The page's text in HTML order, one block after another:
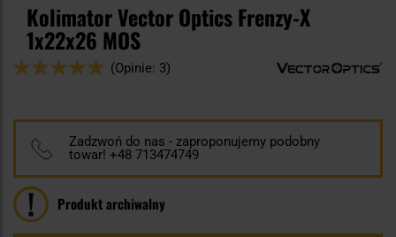
Kolimator Vector Optics Frenzy-X
1x22x26 MOS
Ocena:
(Opinie: 3)
Zadzwoń do nas - zaproponujemy podobny
towar! +48 713474749
Produkt archiwalny